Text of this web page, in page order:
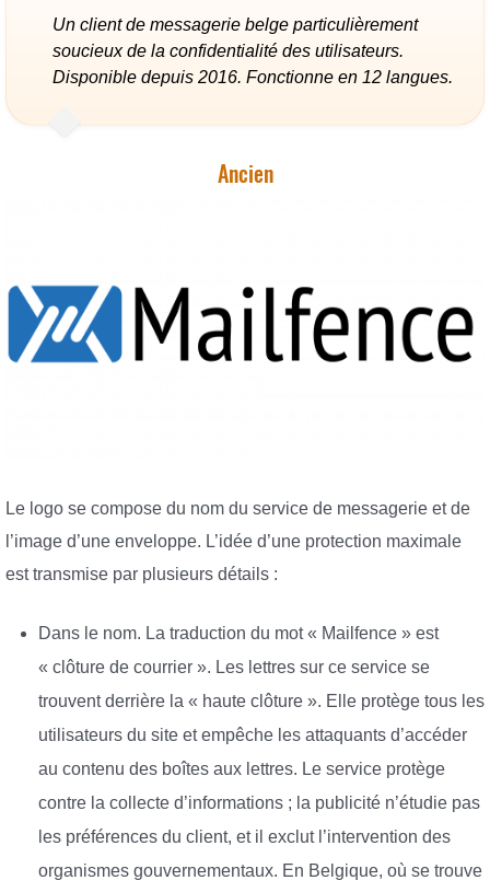
Un client de messagerie belge particulièrement
soucieux de la confidentialité des utilisateurs.
Disponible depuis 2016. Fonctionne en 12 langues.
Ancien
Le logo se compose du nom du service de messagerie et de
l’image d’une enveloppe. L’idée d’une protection maximale
est transmise par plusieurs détails :
Dans le nom. La traduction du mot « Mailfence » est
« clôture de courrier ». Les lettres sur ce service se
trouvent derrière la « haute clôture ». Elle protège tous les
utilisateurs du site et empêche les attaquants d’accéder
au contenu des boîtes aux lettres. Le service protège
contre la collecte d’informations ; la publicité n’étudie pas
les préférences du client, et il exclut l’intervention des
organismes gouvernementaux. En Belgique, où se trouve